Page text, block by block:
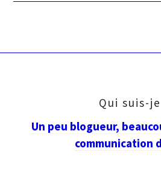
Qui suis-
Un peu blogueur,
communication